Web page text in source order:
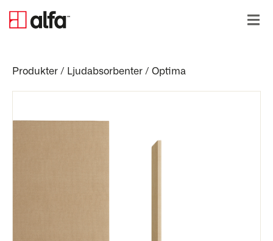
Produkter / Ljudabsorbenter / Optima